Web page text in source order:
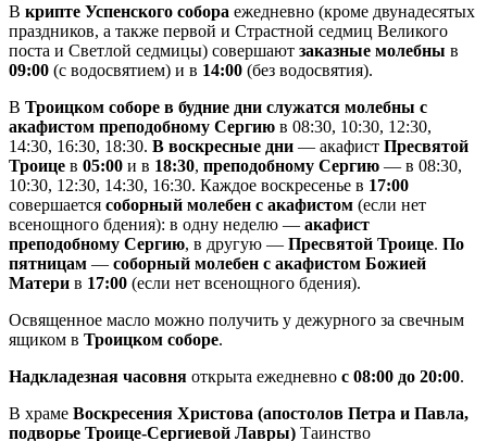
В крипте Успенского собора ежедневно (кроме двунадесятых
праздников, а также первой и Страстной седмиц Великого
поста и Светлой седмицы) совершают заказные молебны в
09:00 (с водосвятием) и в 14:00 (без водосвятия).
В Троицком соборе в будние дни служатся молебны с
акафистом преподобному Сергию в 08:30, 10:30, 12:30,
14:30, 16:30, 18:30. В воскресные дни — акафист Пресвятой
Троице в 05:00 и в 18:30, преподобному Сергию — в 08:30,
10:30, 12:30, 14:30, 16:30. Каждое воскресенье в 17:00
совершается соборный молебен с акафистом (если нет
всенощного бдения): в одну неделю — акафист
преподобному Сергию, в другую — Пресвятой Троице. По
пятницам — соборный молебен с акафистом Божией
Матери в 17:00 (если нет всенощного бдения).
Освященное масло можно получить у дежурного за свечным
ящиком в Троицком соборе.
Надкладезная часовня открыта ежедневно с 08:00 до 20:00.
В храме Воскресения Христова (апостолов Петра и Павла,
подворье Троице-Сергиевой Лавры) Таинство